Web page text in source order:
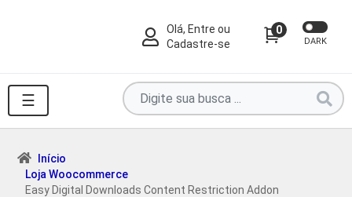
Olá, Entre ou
Cadastre-se
0
DARK
☰
Pesquise
por
produtos
...
Início
Loja Woocommerce
Easy Digital Downloads Content Restriction Addon